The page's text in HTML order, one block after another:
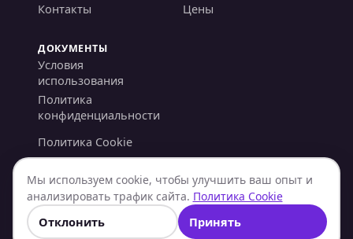
Контакты Цены
ДОКУМЕНТЫ
Условия
использования
Политика
конфиденциальности
Политика Cookie
Политика AML/KYC
Политика возвратов
Мы используем cookie, чтобы улучшить ваш опыт и
анализировать трафик сайта. Политика Cookie
Отклонить Принять